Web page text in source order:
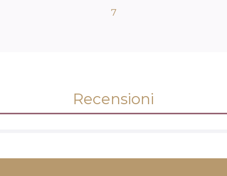
7
Recensioni